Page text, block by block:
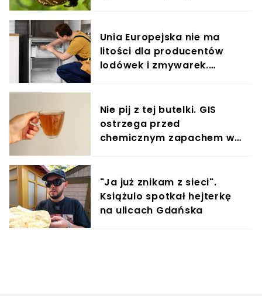
Unia Europejska nie ma
litości dla producentów
lodówek i zmywarek.
Nie pij z tej butelki. GIS
ostrzega przed
chemicznym zapachem w
"Ja już znikam z sieci".
Książulo spotkał hejterkę
na ulicach Gdańska